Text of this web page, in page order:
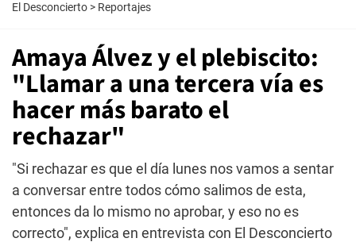
El Desconcierto > Reportajes
Amaya Álvez y el plebiscito:
"Llamar a una tercera vía es
hacer más barato el
rechazar"
"Si rechazar es que el día lunes nos vamos a sentar
a conversar entre todos cómo salimos de esta,
entonces da lo mismo no aprobar, y eso no es
correcto", explica en entrevista con El Desconcierto